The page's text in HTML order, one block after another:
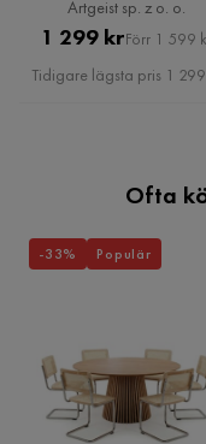
Artgeist sp. z o. o.
Pris
1 299 krOriginal
Pris
Förr 1 599
Tidigare lägsta pris 1
Ofta
-33% Populär